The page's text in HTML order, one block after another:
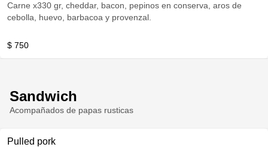
Carne x330 gr, cheddar, bacon, pepinos en conserva, aros de
cebolla, huevo, barbacoa y provenzal.
$ 750
Sandwich
Acompañados de papas rusticas
Pulled pork